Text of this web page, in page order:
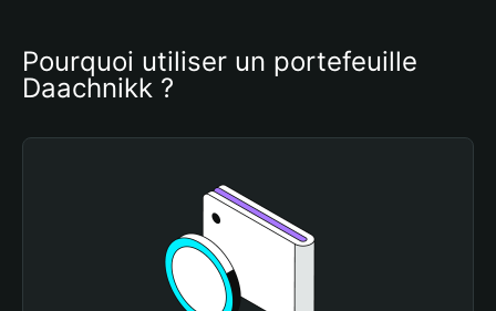
Pourquoi utiliser un portefeuille
Daachnikk ?